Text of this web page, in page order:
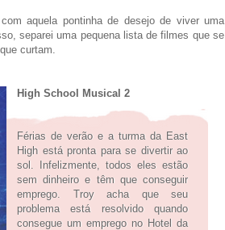
aquela pontinha de desejo de viver uma
separei uma pequena lista de filmes que se
curtam.
High School Musical 2
Férias de verão e a turma da East
High está pronta para se divertir ao
sol. Infelizmente, todos eles estão
sem dinheiro e têm que conseguir
emprego. Troy acha que seu
problema está resolvido quando
consegue um emprego no Hotel da